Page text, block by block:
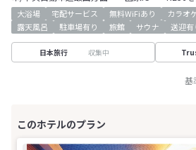
大浴場 宅配サービス 無料WiFiあり カラオ
露天風呂
駐車場有り 旅館 サウナ 送迎有
日本旅行 収集中
基